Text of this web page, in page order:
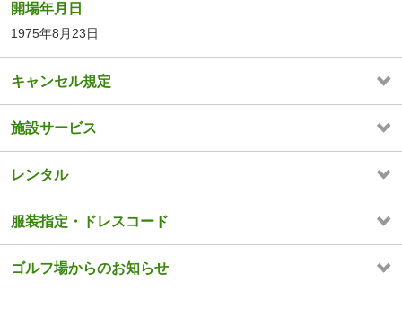
開場年月日
1975年8月23日
キャンセル規定
施設サービス
レンタル
服装指定・ドレスコード
ゴルフ場からのお知らせ